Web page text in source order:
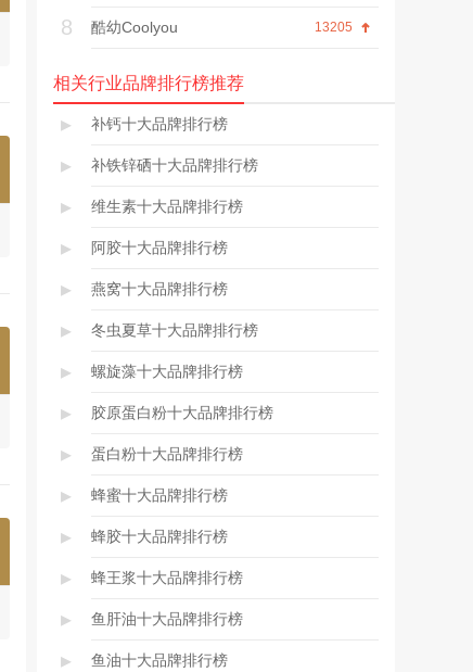
8 13205
酷幼Coolyou
相关行业品牌排行榜推荐
▸ 补钙十大品牌排行榜
▸ 补铁锌硒十大品牌排行榜
▸ 维生素十大品牌排行榜
▸ 阿胶十大品牌排行榜
▸ 燕窝十大品牌排行榜
▸ 冬虫夏草十大品牌排行榜
▸ 螺旋藻十大品牌排行榜
▸ 胶原蛋白粉十大品牌排行榜
▸ 蛋白粉十大品牌排行榜
▸ 蜂蜜十大品牌排行榜
▸ 蜂胶十大品牌排行榜
▸ 蜂王浆十大品牌排行榜
▸ 鱼肝油十大品牌排行榜
▸ 鱼油十大品牌排行榜